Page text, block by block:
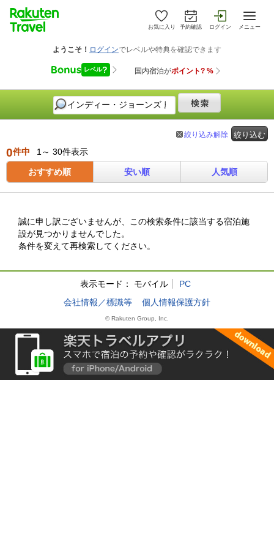
お気に入り 予約確認 ログイン メニュー
絞り込む
絞り込み解除
0件中 1～ 30件表示
おすすめ順 安い順 人気順
誠に申し訳ございませんが、この検索条件に該当する宿泊施
設が見つかりませんでした。
条件を変えて再検索してください。
表示モード： モバイル
PC
会社情報／標識等
個人情報保護方針
© Rakuten Group, Inc.